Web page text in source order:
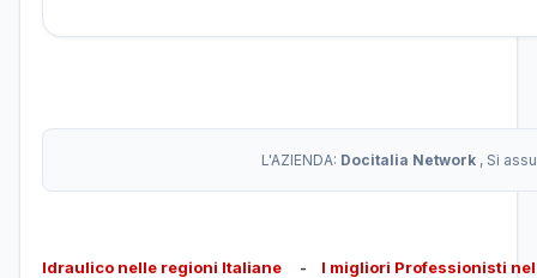
L'AZIENDA: Docitalia Network , Si
Idraulico nelle regioni Italiane - I migliori Professionisti